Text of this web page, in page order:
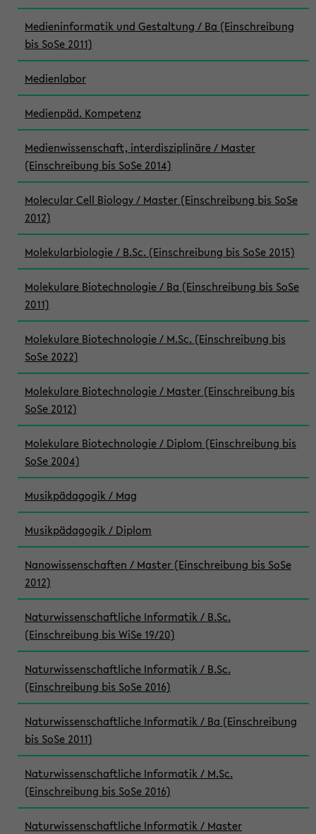
Medieninformatik und Gestaltung / Ba (Einschreibung
bis SoSe 2011)
Medienlabor
Medienpäd. Kompetenz
Medienwissenschaft, interdisziplinäre / Master
(Einschreibung bis SoSe 2014)
Molecular Cell Biology / Master (Einschreibung bis SoSe
2012)
Molekularbiologie / B.Sc. (Einschreibung bis SoSe 2015)
Molekulare Biotechnologie / Ba (Einschreibung bis SoSe
2011)
Molekulare Biotechnologie / M.Sc. (Einschreibung bis
SoSe 2022)
Molekulare Biotechnologie / Master (Einschreibung bis
SoSe 2012)
Molekulare Biotechnologie / Diplom (Einschreibung bis
SoSe 2004)
Musikpädagogik / Mag
Musikpädagogik / Diplom
Nanowissenschaften / Master (Einschreibung bis SoSe
2012)
Naturwissenschaftliche Informatik / B.Sc.
(Einschreibung bis WiSe 19/20)
Naturwissenschaftliche Informatik / B.Sc.
(Einschreibung bis SoSe 2016)
Naturwissenschaftliche Informatik / Ba (Einschreibung
bis SoSe 2011)
Naturwissenschaftliche Informatik / M.Sc.
(Einschreibung bis SoSe 2016)
Naturwissenschaftliche Informatik / Master